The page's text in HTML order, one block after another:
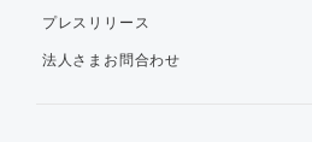
プレスリリース
法人さまお問合わせ